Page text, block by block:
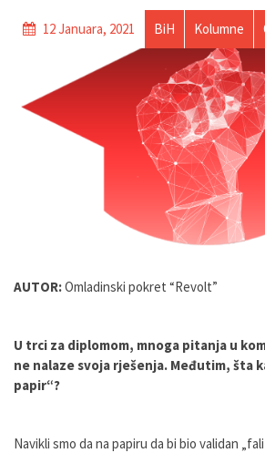
12 Januara, 2021 BiH Kolumne
AUTOR:Omladinski pokret “Revolt”
U trci za diplomom, mnoga pitanja u
ne nalaze svoja rješenja. Međutim, šta
papir“?
Navikli smo da na papiru da bi bio validan